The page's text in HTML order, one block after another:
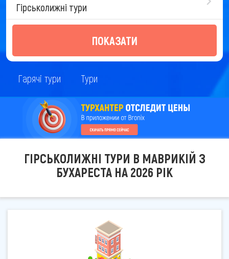
Гірськолижні тури
ПОКАЗАТИ
Гарячі тури Тури
ГІРСЬКОЛИЖНІ ТУРИ В МАВРИКІЙ З
БУХАРЕСТА НА 2026 РІК